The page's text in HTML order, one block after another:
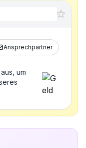
Ansprechpartner
um